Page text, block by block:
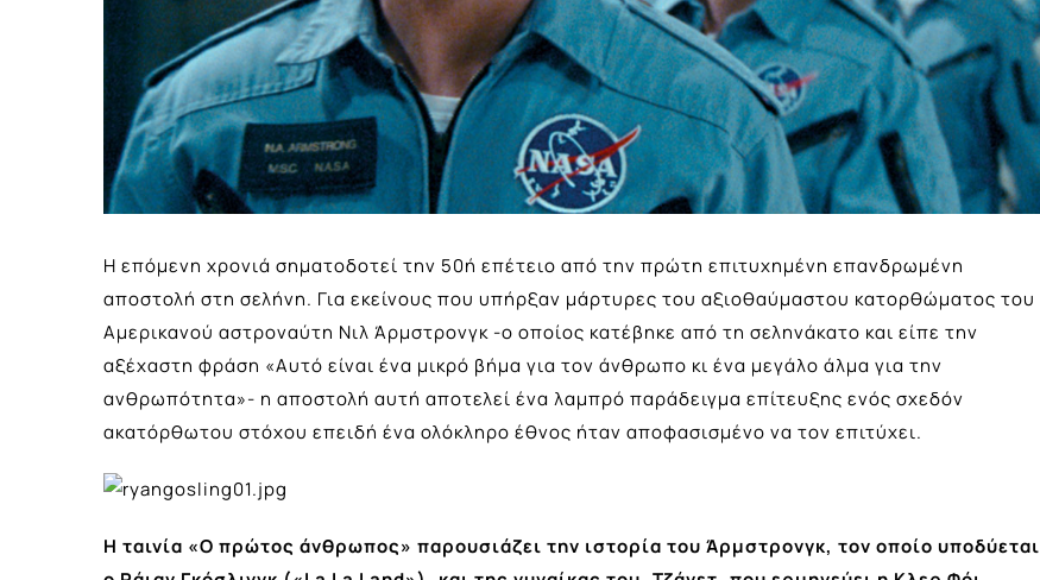
Η επόμενη χρονιά σηματοδοτεί την 50ή επέτειο από την πρώτη επιτυχημένη επανδρωμένη
αποστολή στη σελήνη. Για εκείνους που υπήρξαν μάρτυρες του αξιοθαύμαστου κατορθώματος του
Aμερικανού αστροναύτη Νιλ Άρμστρονγκ -ο οποίος κατέβηκε από τη σεληνάκατο και είπε την
αξέχαστη φράση «Αυτό είναι ένα μικρό βήμα για τον άνθρωπο κι ένα μεγάλο άλμα για την
ανθρωπότητα»- η αποστολή αυτή αποτελεί ένα λαμπρό παράδειγμα επίτευξης ενός σχεδόν
ακατόρθωτου στόχου επειδή ένα ολόκληρο έθνος ήταν αποφασισμένο να τον επιτύχει.
Η ταινία «Ο πρώτος άνθρωπος» παρουσιάζει την ιστορία του Άρμστρονγκ, τον οποίο υποδύεται